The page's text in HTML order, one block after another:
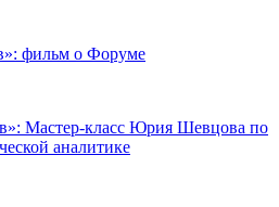
фильм о Форуме
Мастер-класс Юрия Шевцова по
аналитике